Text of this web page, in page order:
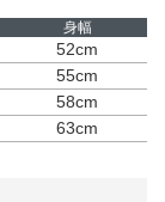
身幅
52cm
55cm
58cm
63cm